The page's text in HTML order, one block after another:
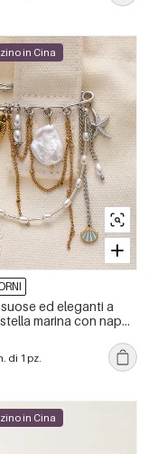
in Cina
ed eleganti a
marina con nappa
inossidabile e oro 18
di 1 pz.
in Cina